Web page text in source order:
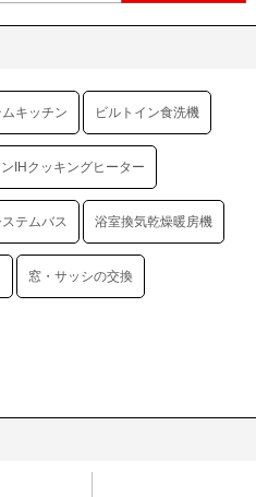
キッチン ビルトイン食洗機
IHクッキングヒーター
ステムバス 浴室換気乾燥暖房機
窓・サッシの交換